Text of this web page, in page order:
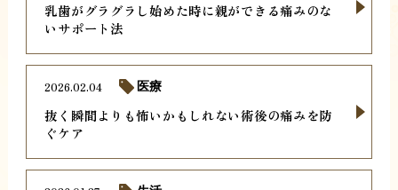
乳歯がグラグラし始めた時に親ができる痛みのな
いサポート法
抜く瞬間よりも怖いかもしれない術後の痛みを防
ぐケア
2026.02.04 医療